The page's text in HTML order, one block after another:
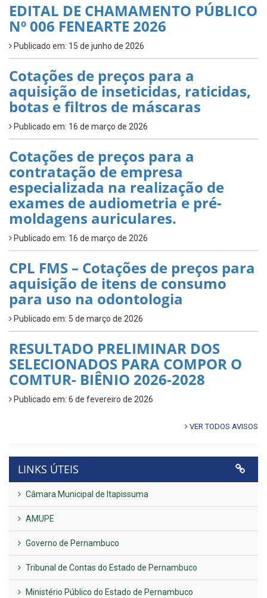
EDITAL DE CHAMAMENTO PÚBLICO
Nº 006 FENEARTE 2026
Publicado em: 15 de junho de 2026
Cotações de preços para a
aquisição de inseticidas, raticidas,
botas e filtros de máscaras
Publicado em: 16 de março de 2026
Cotações de preços para a
contratação de empresa
especializada na realização de
exames de audiometria e pré-
moldagens auriculares.
Publicado em: 16 de março de 2026
CPL FMS – Cotações de preços para
aquisição de itens de consumo
para uso na odontologia
Publicado em: 5 de março de 2026
RESULTADO PRELIMINAR DOS
SELECIONADOS PARA COMPOR O
COMTUR- BIÊNIO 2026-2028
Publicado em: 6 de fevereiro de 2026
VER TODOS AVISOS
LINKS ÚTEIS
Câmara Municipal de Itapissuma
AMUPE
Governo de Pernambuco
Tribunal de Contas do Estado de Pernambuco
Ministério Público do Estado de Pernambuco